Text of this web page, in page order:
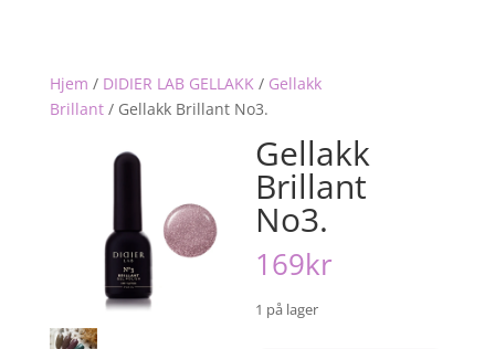
Hjem / DIDIER LAB GELLAKK/ Gellakk
Brillant/ Gellakk Brillant No3.
Gellakk
Brillant
No3.
169kr
1 på lager